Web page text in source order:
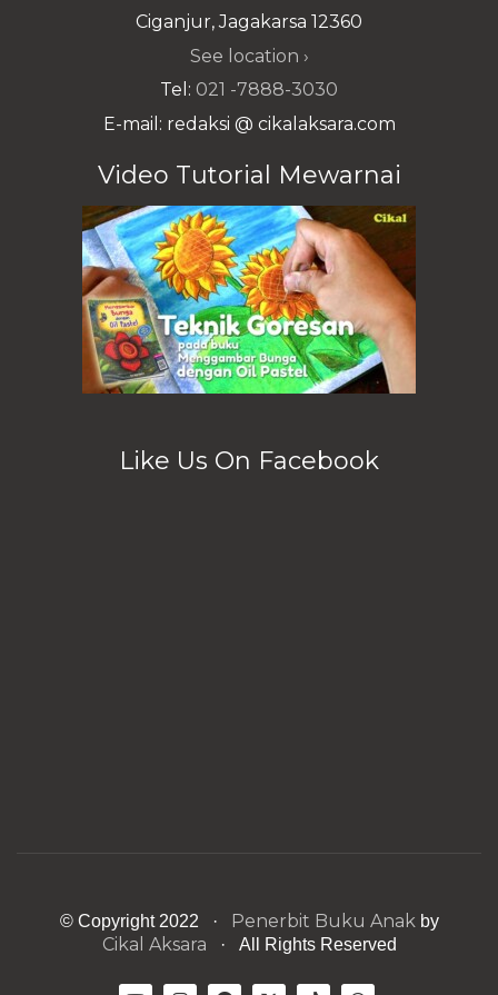
Ciganjur, Jagakarsa 12360
See location ›
Tel: 021 -7888-3030
E-mail: redaksi @ cikalaksara.com
Video Tutorial Mewarnai
Like Us On Facebook
© Copyright 2022 · Penerbit Buku Anak by
Cikal Aksara · All Rights Reserved